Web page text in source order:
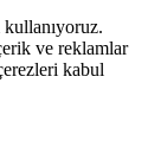
ve reklamlar
kabul